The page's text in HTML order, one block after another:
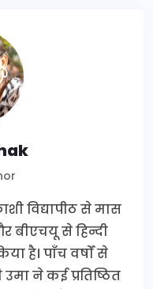
विद्यापीठ से मास
से हिन्दी
है। पाँच वर्षों से
ने कई प्रतिष्ठित